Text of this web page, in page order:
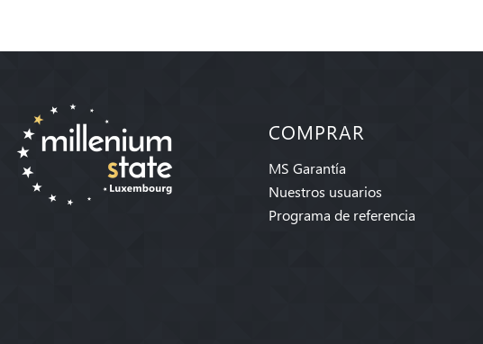
COMPRAR
MS Garantía
Nuestros usuarios
Programa de referencia